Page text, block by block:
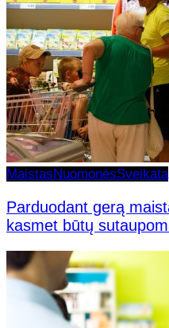
MaistasNuomonėsSveikata
Parduodant gerą
kasmet būtų